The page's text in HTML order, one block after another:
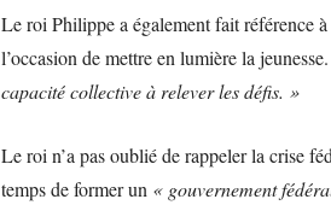
Le roi Philippe a également fait référence à
l’occasion de mettre en lumière la jeunesse.
capacité collective à relever les défis. »
Le roi n’a pas oublié de rappeler la crise
temps de former un « gouvernement